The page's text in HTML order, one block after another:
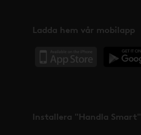
Ladda hem vår mobilapp
Installera "Handla Smart"